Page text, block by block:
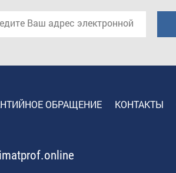
ОБРАЩЕНИЕ КОНТАКТЫ